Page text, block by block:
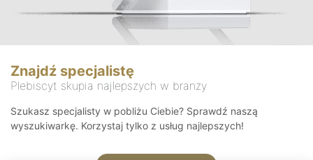
Znajdź specjalistę
Plebiscyt skupia najlepszych w branży
Szukasz specjalisty w pobliżu Ciebie? Sprawdź naszą
wyszukiwarkę. Korzystaj tylko z usług najlepszych!